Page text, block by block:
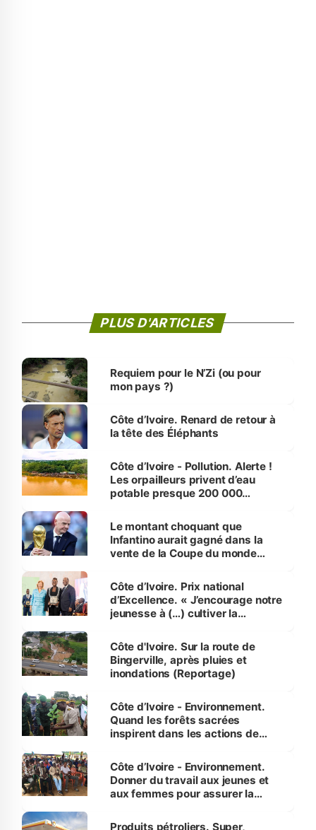
PLUS D'ARTICLES
Requiem pour le N’Zi (ou pour
mon pays ?)
Côte d’Ivoire. Renard de retour à
la tête des Éléphants
Côte d’Ivoire - Pollution. Alerte !
Les orpailleurs privent d’eau
potable presque 200 000
Le montant choquant que
Infantino aurait gagné dans la
vente de la Coupe du monde
Côte d’Ivoire. Prix national
d’Excellence. « J’encourage notre
jeunesse à (…) cultiver la
(Alassane Ouattara
Côte d'Ivoire. Sur la route de
Bingerville, après pluies et
inondations (Reportage)
Côte d’Ivoire - Environnement.
Quand les forêts sacrées
inspirent dans les actions de
Côte d’Ivoire - Environnement.
Donner du travail aux jeunes et
aux femmes pour assurer la
menacées
Produits pétroliers. Super,